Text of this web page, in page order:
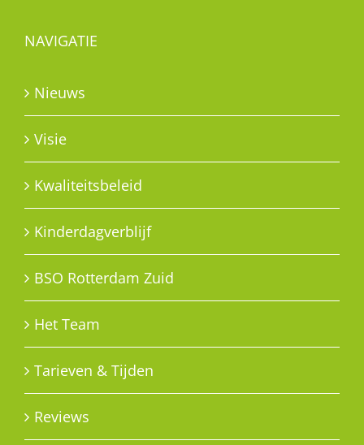
NAVIGATIE
Nieuws
Visie
Kwaliteitsbeleid
Kinderdagverblijf
BSO Rotterdam Zuid
Het Team
Tarieven & Tijden
Reviews